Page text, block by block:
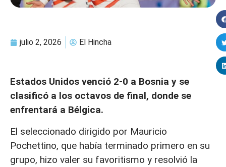
julio 2, 2026 El Hincha
Estados Unidos venció 2-0 a Bosnia y se
clasificó a los octavos de final, donde se
enfrentará a Bélgica.
El seleccionado dirigido por Mauricio
Pochettino, que había terminado primero en su
grupo, hizo valer su favoritismo y resolvió la